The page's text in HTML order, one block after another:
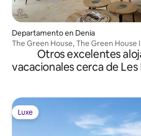
Departamento en Denia
The Green House, The Green House I
Otros excelentes
vacacionales cerca de Les
Luxe
Luxe